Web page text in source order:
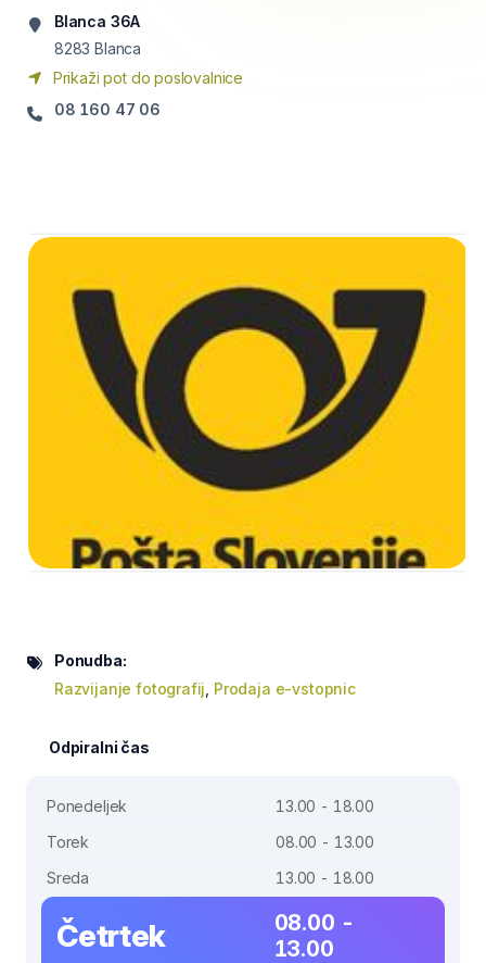
Blanca 36A
8283 Blanca
Prikaži pot do poslovalnice
08 160 47 06
Ponudba:
Razvijanje fotografij Prodaja e-vstopnic
Odpiralni čas
Ponedeljek
13.00 - 18.00
Torek
08.00 - 13.00
Sreda
13.00 - 18.00
Četrtek
08.00 -
13.00